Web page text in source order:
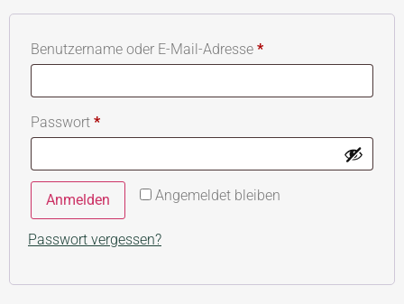
Benutzername oder E-Mail-Adresse *
Passwort *
Angemeldet bleiben
Anmelden
Passwort vergessen?